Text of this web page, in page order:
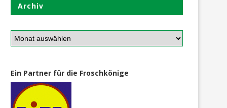
Archiv
Ein Partner für die Froschkönige